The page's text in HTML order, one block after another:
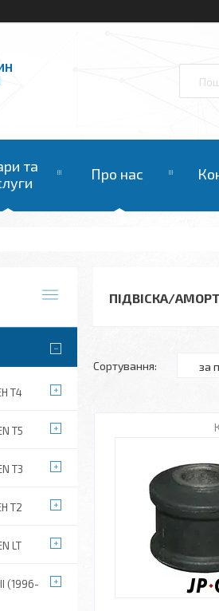
та
Про нас
ПІДВІСКА/
Т4
T5
T3
Т2
LT
(1996-